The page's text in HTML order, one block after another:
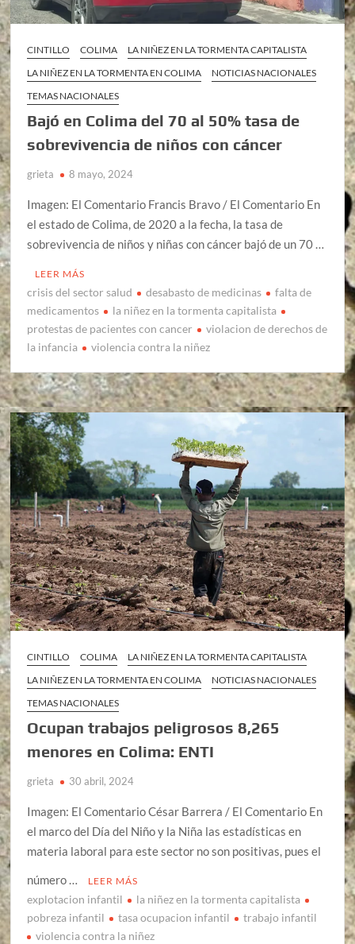
CINTILLO COLIMA
LA NIÑEZ EN LA TORMENTA CAPITALISTA
LA NIÑEZ EN LA TORMENTA EN COLIMA
NOTICIAS NACIONALES
TEMAS NACIONALES
Bajó en Colima del 70 al 50% tasa de
sobrevivencia de niños con cáncer
grieta 8 mayo, 2024
Imagen: El Comentario Francis Bravo / El Comentario En
el estado de Colima, de 2020 a la fecha, la tasa de
sobrevivencia de niños y niñas con cáncer bajó de un 70 …
LEER MÁS
crisis del sector salud desabasto de medicinas
falta de
medicamentos
la niñez en la tormenta capitalista
protestas de pacientes con cancer
violacion de derechos de
la infancia
violencia contra la niñez
CINTILLO COLIMA
LA NIÑEZ EN LA TORMENTA CAPITALISTA
LA NIÑEZ EN LA TORMENTA EN COLIMA
NOTICIAS NACIONALES
TEMAS NACIONALES
Ocupan trabajos peligrosos 8,265
menores en Colima: ENTI
grieta 30 abril, 2024
Imagen: El Comentario César Barrera / El Comentario En
el marco del Día del Niño y la Niña las estadísticas en
materia laboral para este sector no son positivas, pues el
número …
LEER MÁS
explotacion infantil
la niñez en la tormenta capitalista
pobreza infantil
tasa ocupacion infantil
trabajo infantil
violencia contra la niñez